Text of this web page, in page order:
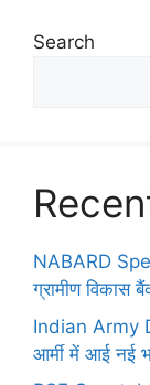
Search
NABARD
ग्रामीण
Indian Army
आर्मी में आई नई